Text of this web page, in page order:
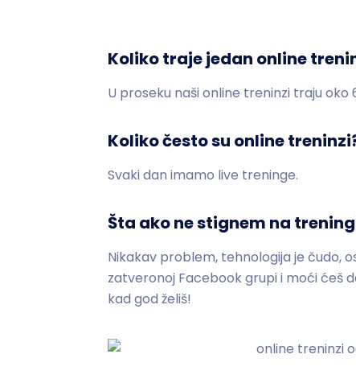
Koliko traje jedan online
U proseku naši online treninzi traju oko
Koliko često su online
Svaki dan imamo live treninge.
Šta ako ne stignem na
Nikakav problem, tehnologija je čudo,
zatveronoj Facebook grupi i moći ćeš
kad god želiš!